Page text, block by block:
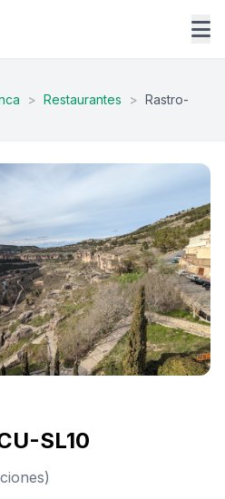
> Restaurantes > Rastro-
SL10